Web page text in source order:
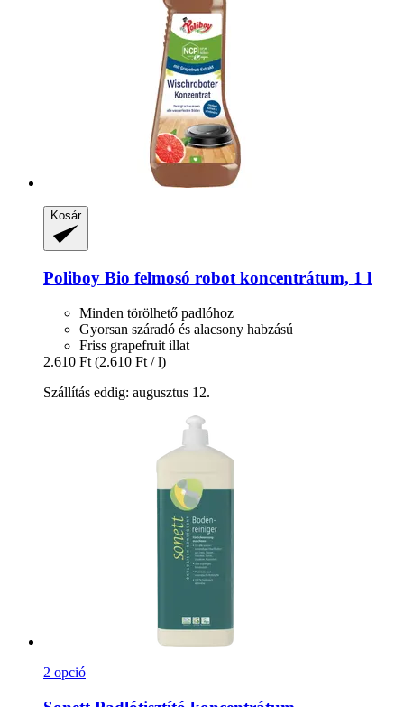
Kosár
Poliboy Bio felmosó robot koncentrátum, 1 l
Minden törölhető padlóhoz
Gyorsan száradó és alacsony habzású
Friss grapefruit illat
2.610 Ft (2.610 Ft / l)
Szállítás eddig: augusztus 12.
2 opció